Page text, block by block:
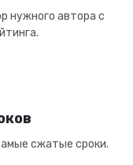
нужного автора с
сжатые сроки.